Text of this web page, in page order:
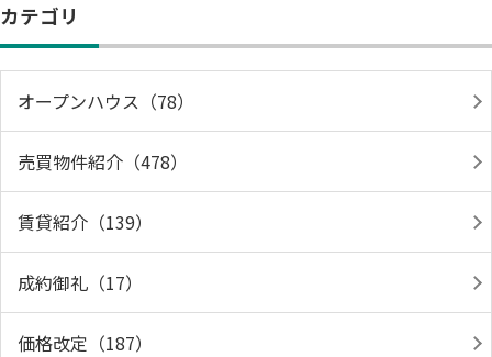
カテゴリ
オープンハウス（78）
売買物件紹介（478）
賃貸紹介（139）
成約御礼（17）
価格改定（187）